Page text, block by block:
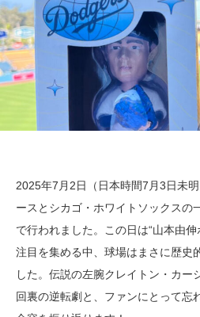
2025年7月2日（日本時間7月3日未
ースとシカゴ・ホワイトソックスの
で行われました。この日は“山本由
注目を集める中、球場はまさに歴史
した。伝説の左腕クレイトン・カー
回裏の逆転劇と、ファンにとって忘